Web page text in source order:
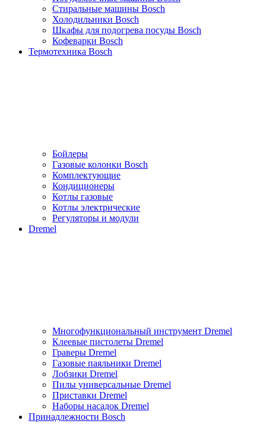
Стиральные машины Bosch
Холодильники Bosch
Шкафы для подогрева посуды Bosch
Кофеварки Bosch
Термотехника Bosch
Бойлеры
Газовые колонки Bosch
Комплектующие
Кондиционеры
Котлы газовые
Котлы электрические
Регуляторы и модули
Dremel
Многофункциональный инструмент Dremel
Клеевые пистолеты Dremel
Граверы Dremel
Газовые паяльники Dremel
Лобзики Dremel
Пилы универсальные Dremel
Приставки Dremel
Наборы насадок Dremel
Принадлежности Bosch